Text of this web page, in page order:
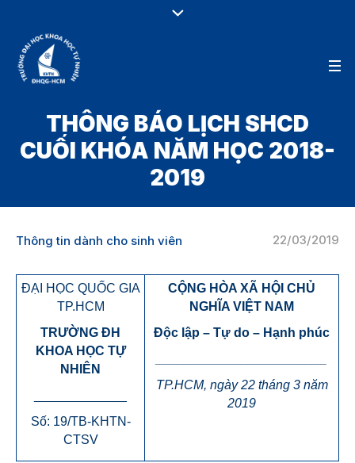
THÔNG BÁO LỊCH SHCD
CUỐI KHÓA NĂM HỌC 2018-
2019
22/03/2019
Thông tin dành cho sinh viên
ĐẠI HỌC QUỐC GIA
TP.HCM
TRƯỜNG ĐH
KHOA HỌC TỰ
NHIÊN
Số: 19/TB-KHTN-
CTSV
CỘNG HÒA XÃ HỘI CHỦ
NGHĨA VIỆT NAM
Độc lập – Tự do – Hạnh phúc
TP.HCM, ngày 22 tháng 3 năm
2019